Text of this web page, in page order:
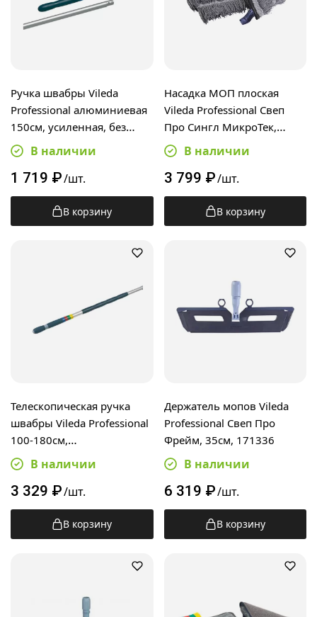
Ручка швабры Vileda
Professional алюминиевая
150см, усиленная, без
резьбы, 512413
В наличии
1 719 ₽/шт.
В корзину
Насадка МОП плоская
Vileda Professional Свеп
Про Сингл МикроТек,
35см, серая, 171623
В наличии
3 799 ₽/шт.
В корзину
Телескопическая ручка
швабры Vileda Professional
100-180см,
телескопическая, 119967
В наличии
3 329 ₽/шт.
В корзину
Держатель мопов Vileda
Professional Свеп Про
Фрейм, 35см, 171336
В наличии
6 319 ₽/шт.
В корзину